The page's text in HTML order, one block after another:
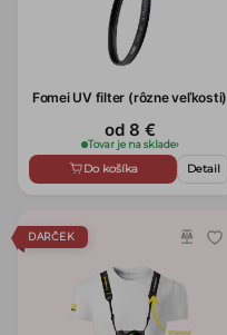
Fomei UV filter (rôzne veľkosti)
od 8 €
Tovar je na sklade›
Do košíka Detail
DARČEK